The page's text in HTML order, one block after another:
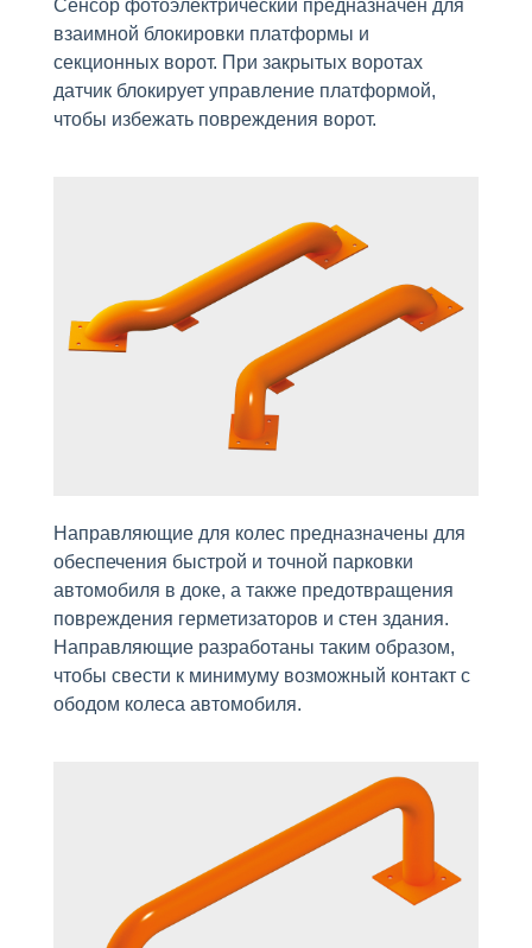
Сенсор фотоэлектрический предназначен для
взаимной блокировки платформы и
секционных ворот. При закрытых воротах
датчик блокирует управление платформой,
чтобы избежать повреждения ворот.
Направляющие для колес предназначены для
обеспечения быстрой и точной парковки
автомобиля в доке, а также предотвращения
повреждения герметизаторов и стен здания.
Направляющие разработаны таким образом,
чтобы свести к минимуму возможный контакт с
ободом колеса автомобиля.